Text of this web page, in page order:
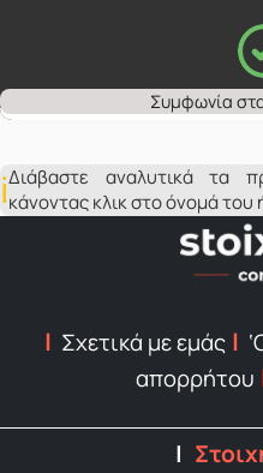
Διάβαστε αναλυτικά τα
κάνοντας κλικ στο όνομά
Σχετικά με εμάς
απορρήτου